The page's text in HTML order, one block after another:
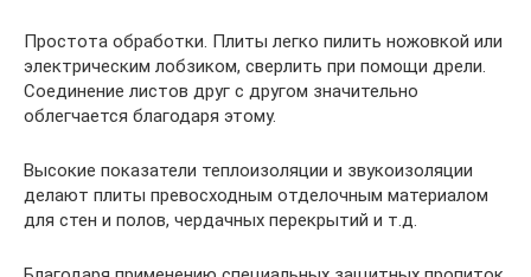
Простота обработки. Плиты легко пилить ножовкой или
электрическим лобзиком, сверлить при помощи дрели.
Соединение листов друг с другом значительно
облегчается благодаря этому.
Высокие показатели теплоизоляции и звукоизоляции
делают плиты превосходным отделочным материалом
для стен и полов, чердачных перекрытий и т.д.